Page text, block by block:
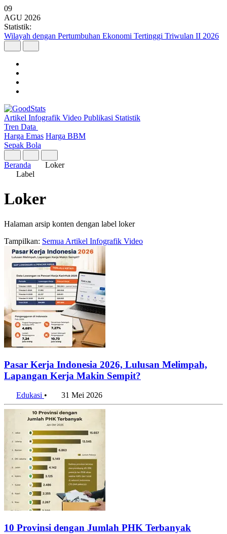
09
AGU 2026
Statistik:
Wilayah dengan Pertumbuhan Ekonomi Tertinggi Triwulan II 2026
Artikel Infografik Video Publikasi Statistik
Tren Data
Harga Emas Harga BBM
Sepak Bola
Beranda
Loker
Label
Loker
Halaman arsip konten dengan label loker
Tampilkan: Semua Artikel Infografik Video
Pasar Kerja Indonesia 2026, Lulusan Melimpah,
Lapangan Kerja Makin Sempit?
Edukasi • 31 Mei 2026
10 Provinsi dengan Jumlah PHK Terbanyak